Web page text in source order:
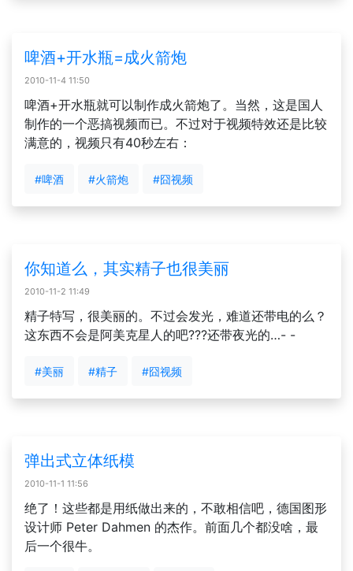
啤酒+开水瓶=成火箭炮
2010-11-4 11:50
啤酒+开水瓶就可以制作成火箭炮了。当然，这是国人
制作的一个恶搞视频而已。不过对于视频特效还是比较
满意的，视频只有40秒左右：
#啤酒 #火箭炮 #囧视频
你知道么，其实精子也很美丽
2010-11-2 11:49
精子特写，很美丽的。不过会发光，难道还带电的么？
这东西不会是阿美克星人的吧???还带夜光的…- -
#美丽 #精子 #囧视频
弹出式立体纸模
2010-11-1 11:56
绝了！这些都是用纸做出来的，不敢相信吧，德国图形
设计师 Peter Dahmen 的杰作。前面几个都没啥，最
后一个很牛。